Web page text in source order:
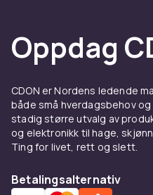
Oppdag
CDON er Nordens ledende
både små hverdagsbehov
stadig større utvalg av
og elektronikk til hage,
Ting for livet, rett og slett.
Betalingsalternativ